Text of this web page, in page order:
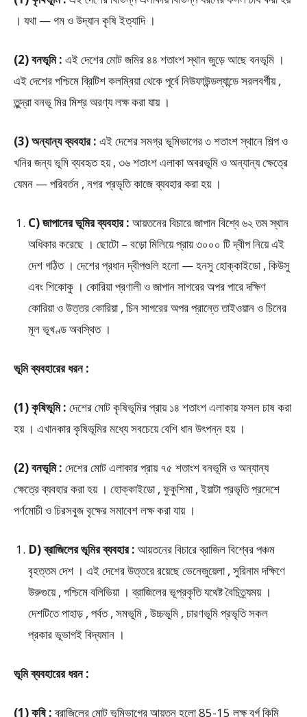
। যথা — গম ও উদ্যান কৃষি ইত্যাদি ।
(2) বনভূমি : এই দেশের মোট জমির ৪৪ শতাংশ স্থান জুড়ে আছে বনভূমি ।
এই দেশের পশ্চিমে ব্রিটিশ কলম্বিয়া থেকে পূর্বে নিউফাউন্ডল্যান্ডে সরলবর্গীয় ,
তুন্দ্রা বনভূ মির মিশ্র অরণ্য লক্ষ করা যায় ।
(3) অন্যান্য ব্যবহার : এই দেশের সমগ্র ভূমিভাগের ৩ শতাংশ স্থানে শিল্প ও
খনির জন্য ভূমি ব্যবহৃত হয় , ৩৬ শতাংশ এলাকা অবরভূমি ও অন্যান্য ক্ষেত্রে
যেমন — পরিবর্তন , নগর প্রভৃতি কাজে ব্যবহার করা হয় ।
C) জাপানের ভূমির ব্যবহার : আয়তনের বিচারে জাপান বিশ্বে ৬২ তম স্থান
অধিকার করেছে । ছোটো – বড়ো মিলিয়ে প্রায় ৩০০০ টি দ্বীপ নিয়ে এই
দেশ গঠিত । দেশের প্রধান দ্বীপগুলি হলো — হনসু হোক্কাইডো , কিউসু
এবং শিকোকু । কোরিয়া প্রণালী ও জাপান সাগরের অপর পারে দক্ষিণ
কোরিয়া ও উত্তর কোরিয়া , চিন সাগরের অপর প্রান্তে তাইওয়ান ও চিনের
মূল ভূখণ্ড অবস্থিত ।
ভূমি ব্যবহারের ধরন :
(1) কৃষিভূমি : দেশের মোট কৃষিভূমির প্রায় ১৪ শতাংশ এলাকায় ফসল চাষ করা
হয় । এখানকার কৃষিভূমির মধ্যে সবচেয়ে বেশি ধান উৎপন্ন হয় ।
(2) বনভূমি : দেশের মোট এলাকার প্রায় ৭৫ শতাংশ বনভূমি ও অন্যান্য
ক্ষেত্রে ব্যবহার করা হয় । হোক্কাইডো , ফুকুশিমা , ইয়াটা প্রভৃতি প্রদেশে
পর্ণমোচী ও চিরসবুজ বৃক্ষের সমাবেশ লক্ষ করা যায় ।
D) ব্রাজিলের ভূমির ব্যবহার : আয়তনের বিচারে ব্রাজিল বিশ্বের পঞ্চম
বৃহত্তম দেশ । এই দেশের উত্তরে রয়েছে ভেনেজুয়েলা , সুরিনাম দক্ষিণে
উরুগুয়ে , পশ্চিমে বলিভিয়া । ব্রাজিলের ভূপ্রকৃতি যথেষ্ট বৈচিত্র্যময় ।
দেশটিতে পাহাড় , পর্বত , সমভূমি , উচ্চভূমি , চারণভূমি প্রভৃতি সকল
প্রকার ভূভাগই বিদ্যমান ।
ভূমি ব্যবহারের ধরন :
(1) কৃষি :ব্রাজিলের মোট ভূমিভাগের আয়তন হলো 85-15 লক্ষ বর্গ কিমি